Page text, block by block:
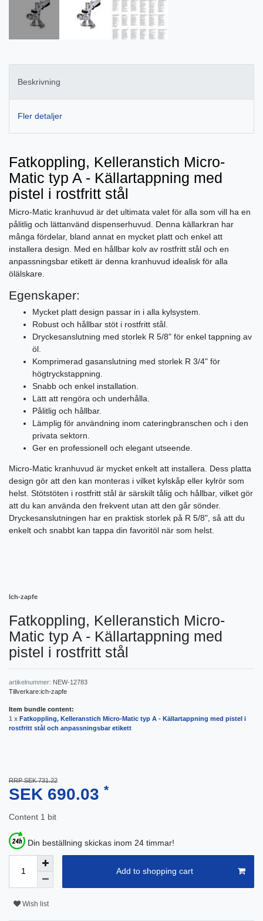
Beskrivning
Fler detaljer
Fatkoppling, Kelleranstich Micro-
Matic typ A - Källartappning med
pistel i rostfritt stål
Micro-Matic kranhuvud är det ultimata valet för alla som vill ha en
pålitlig och lättanvänd dispenserhuvud. Denna källarkran har
många fördelar, bland annat en mycket platt och enkel att
installera design. Med en hållbar kolv av rostfritt stål och en
anpassningsbar etikett är denna kranhuvud idealisk för alla
ölälskare.
Egenskaper:
Mycket platt design passar in i alla kylsystem.
Robust och hållbar stöt i rostfritt stål.
Dryckesanslutning med storlek R 5/8" för enkel tappning av
öl.
Komprimerad gasanslutning med storlek R 3/4" för
högtryckstappning.
Snabb och enkel installation.
Lätt att rengöra och underhålla.
Pålitlig och hållbar.
Lämplig för användning inom cateringbranschen och i den
privata sektorn.
Ger en professionell och elegant utseende.
Micro-Matic kranhuvud är mycket enkelt att installera. Dess platta
design gör att den kan monteras i vilket kylskåp eller kylrör som
helst. Stötstöten i rostfritt stål är särskilt tålig och hållbar, vilket gör
att du kan använda den frekvent utan att den går sönder.
Dryckesanslutningen har en praktisk storlek på R 5/8", så att du
enkelt och snabbt kan tappa din favoritöl när som helst.
Ich-zapfe
Fatkoppling, Kelleranstich Micro-
Matic typ A - Källartappning med
pistel i rostfritt stål
artikelnummer: NEW-12783
Tillverkare:ich-zapfe
Item bundle content:
1 x Fatkoppling, Kelleranstich Micro-Matic typ A - Källartappning med pistel i
rostfritt stål och anpassningsbar etikett
RRP SEK 731.22
SEK 690.03 *
Content 1 bit
Din beställning skickas inom 24 timmar!
Add to shopping cart
Wish list